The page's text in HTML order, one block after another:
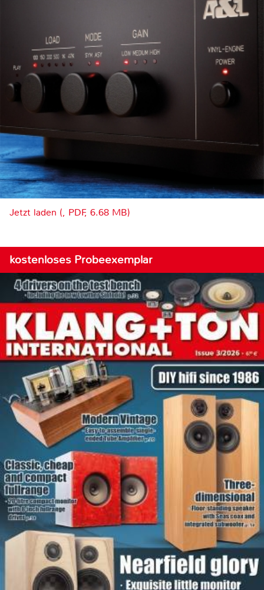
Jetzt laden (, PDF, 6.68 MB)
kostenloses Probeexemplar